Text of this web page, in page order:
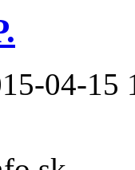
04-15